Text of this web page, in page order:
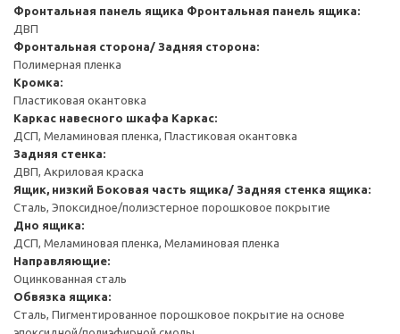
Фронтальная панель ящика Фронтальная панель ящика:
ДВП
Фронтальная сторона/ Задняя сторона:
Полимерная пленка
Кромка:
Пластиковая окантовка
Каркас навесного шкафа Каркас:
ДСП, Меламиновая пленка, Пластиковая окантовка
Задняя стенка:
ДВП, Акриловая краска
Ящик, низкий Боковая часть ящика/ Задняя стенка ящика:
Сталь, Эпоксидное/полиэстерное порошковое покрытие
Дно ящика:
ДСП, Меламиновая пленка, Меламиновая пленка
Направляющие:
Оцинкованная сталь
Обвязка ящика:
Сталь, Пигментированное порошковое покрытие на основе